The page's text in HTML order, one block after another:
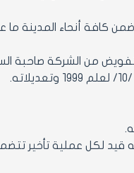
أنحاء المدينة ما